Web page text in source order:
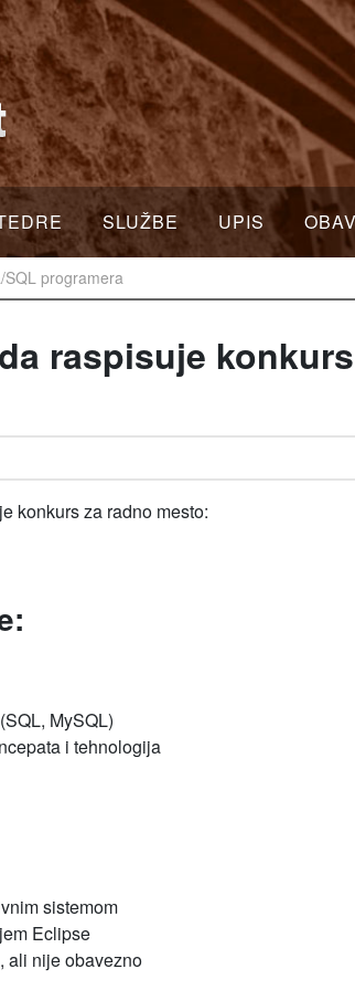
SLUŽBE UPIS
SQL programera
raspisuje
konkurs za radno mesto:
MySQL)
i tehnologija
sistemom
Eclipse
ali nije obavezno